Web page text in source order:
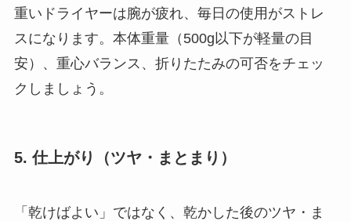
重いドライヤーは腕が疲れ、毎日の使用がストレ
スになります。本体重量（500g以下が軽量の目
安）、重心バランス、折りたたみの可否をチェッ
クしましょう。
5. 仕上がり（ツヤ・まとまり）
「乾けばよい」ではなく、乾かした後のツヤ・ま